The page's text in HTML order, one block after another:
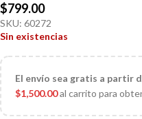
$799.00
SKU: 60272
Sin existencias
El envío sea gratis a partir
$1,500.00al carrito para